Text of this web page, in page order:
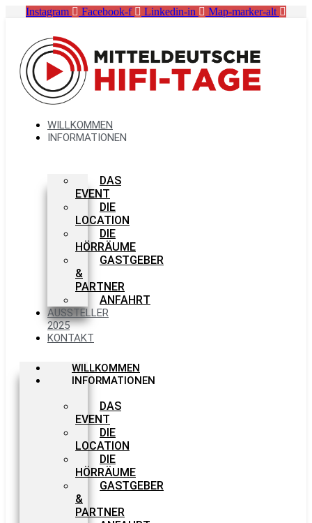
Instagram Facebook-f Linkedin-in Map-marker-alt
WILLKOMMEN
INFORMATIONEN
DAS
EVENT
DIE
LOCATION
DIE
HÖRRÄUME
GASTGEBER
&
PARTNER
ANFAHRT
AUSSTELLER
2025
KONTAKT
WILLKOMMEN
INFORMATIONEN
DAS
EVENT
DIE
LOCATION
DIE
HÖRRÄUME
GASTGEBER
&
PARTNER